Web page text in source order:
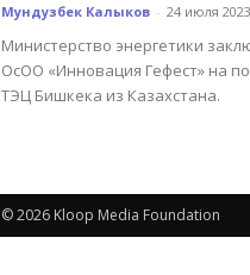
Мундузбек Калыков - 24 июля 2023
Министерство энергетики
ОсОО «Инновация Гефест» на
ТЭЦ Бишкека из Казахстана.
© 2026 Kloop Media Foundation